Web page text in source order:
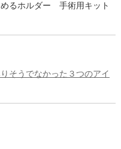
るホルダー 手術用キット
そうでなかった３つのアイ